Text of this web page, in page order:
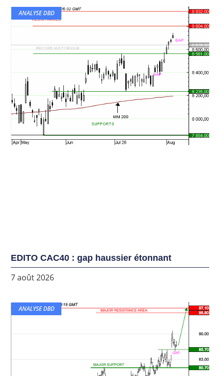
ANALYSE DBD
EDITO CAC40 : gap haussier étonnant
7 août 2026
ANALYSE DBD